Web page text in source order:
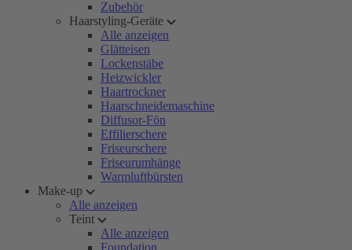
Zubehör
Haarstyling-Geräte
Alle anzeigen
Glätteisen
Lockenstäbe
Heizwickler
Haartrockner
Haarschneidemaschine
Diffusor-Fön
Effilierschere
Friseurschere
Friseurumhänge
Warmluftbürsten
Make-up
Alle anzeigen
Teint
Alle anzeigen
Foundation